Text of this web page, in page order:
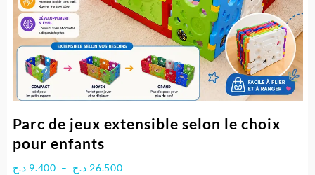
Parc de jeux extensible selon le choix
pour enfants
9.400 د.ج – 26.500 د.ج
Plage